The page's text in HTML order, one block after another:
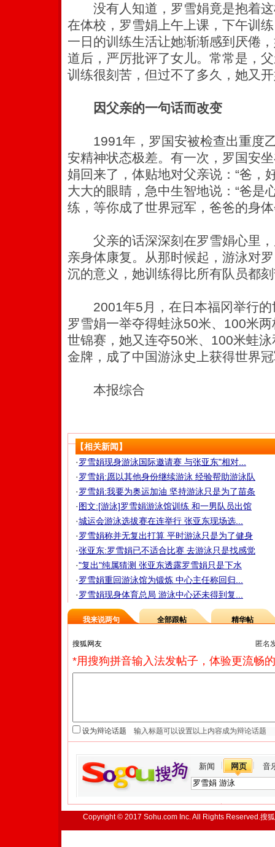
没有人知道，罗雪娟竟是抱着这
在体校，罗雪娟上午上课，下午训
一日的训练生活让她渐渐感到厌倦
道后，严厉批评了女儿。常常是，
训练很刻苦，但过不了多久，她又
因父亲的一句话而改变
1991年，罗国安被检查出重度乙
安精神状态极差。有一次，罗国安
娟回来了，体贴地对父亲说：“爸，
大大的眼睛，急中生智地说：“爸是
练，等你成了世界冠军，爸爸的身
父亲的话深深刻在罗雪娟心里，
亲身体康复。从那时候起，游泳对
沉的意义，她训练得比所有队员都
2001年5月，在日本福冈举行的
罗雪娟一举夺得蛙泳50米、100米
世锦赛，她又连夺50米、100米蛙
金牌，成了中国游泳史上获得世界
本报综合
【相关新闻】
·罗雪娟现身游泳国际邀请赛 与张亚东"相对...
·罗雪娟:愿以其他身份继续游泳 经验帮助游泳队
·罗雪娟:我要为奥运加油 坚持游泳只是为了苗条
·图文:[游泳]罗雪娟游泳馆训练 和一男队员出馆
·城运会游泳选拔赛在连举行 张亚东现场选...
·罗雪娟称并无复出打算 平时游泳只是为了健身
·张亚东:罗雪娟已不适合比赛 去游泳只是找感觉
·"复出"纯属猜测 张亚东透露罗雪娟只是下水
·罗雪娟重回游泳馆为锻炼 中心主任称回归...
·罗雪娟现身体育总局 游泳中心还未得到复...
我来说两句 全部跟帖 精华帖
匿名
*用搜狗拼音输入法发帖子，体验更流畅
设为辩论话题
新闻 网页 音
Copyright © 2017 Sohu.com Inc. All Rights Reserved.搜